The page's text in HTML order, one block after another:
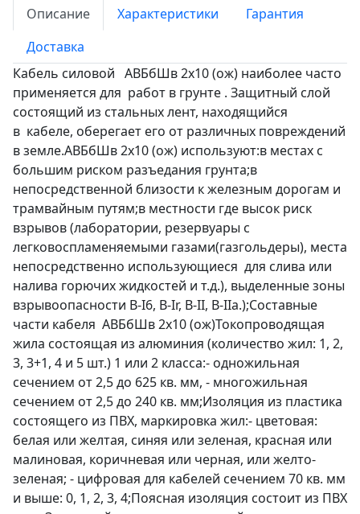
Описание Характеристики
Гарантия
Доставка
Кабель силовой АВБбШв 2х10 (ож) наиболее часто
применяется для работ в грунте . Защитный слой
состоящий из стальных лент, находящийся
в кабеле, оберегает его от различных повреждений
в земле.АВБбШв 2х10 (ож) используют:в местах с
большим риском разъедания грунта;в
непосредственной близости к железным дорогам и
трамвайным путям;в местности где высок риск
взрывов (лаборатории, резервуары с
легковоспламеняемыми газами(газгольдеры), места
непосредственно использующиеся для слива или
налива горючих жидкостей и т.д.), выделенные зоны
взрывоопасности B-I6, B-Ir, B-II, В-IIа.);Составные
части кабеля АВБбШв 2х10 (ож)Токопроводящая
жила состоящая из алюминия (количество жил: 1, 2,
3, 3+1, 4 и 5 шт.) 1 или 2 класса:- одножильная
сечением от 2,5 до 625 кв. мм, - многожильная
сечением от 2,5 до 240 кв. мм;Изоляция из пластика
состоящего из ПВХ, маркировка жил:- цветовая:
белая или желтая, синяя или зеленая, красная или
малиновая, коричневая или черная, или желто-
зеленая; - цифровая для кабелей сечением 70 кв. мм
и выше: 0, 1, 2, 3, 4;Поясная изоляция состоит из ПВХ